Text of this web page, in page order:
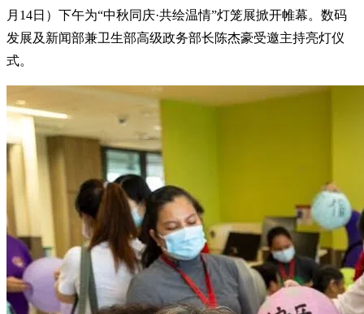
月14日）下午为“中秋同庆·共绘温情”灯笼展掀开帷幕。数码
发展及新闻部兼卫生部高级政务部长陈杰豪受邀主持亮灯仪
式。